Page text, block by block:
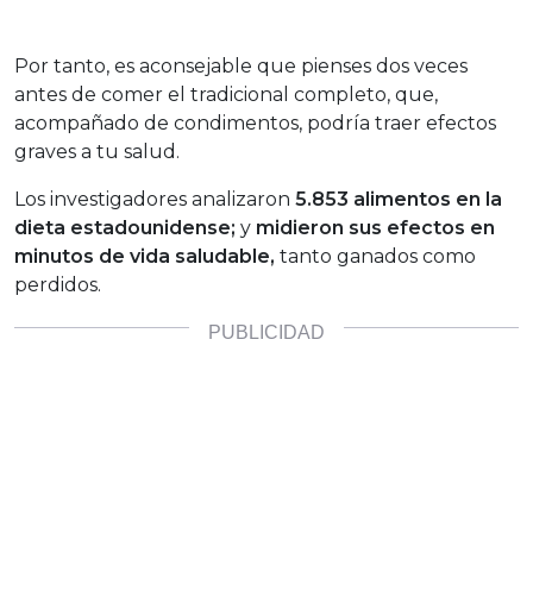
Por tanto, es aconsejable que pienses dos veces
antes de comer el tradicional completo, que,
acompañado de condimentos, podría traer efectos
graves a tu salud.
Los investigadores analizaron 5.853 alimentos en la
dieta estadounidense; y midieron sus efectos en
minutos de vida saludable, tanto ganados como
perdidos.